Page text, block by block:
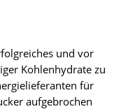
und vor
Kohlenhydrate zu
für
aufgebrochen